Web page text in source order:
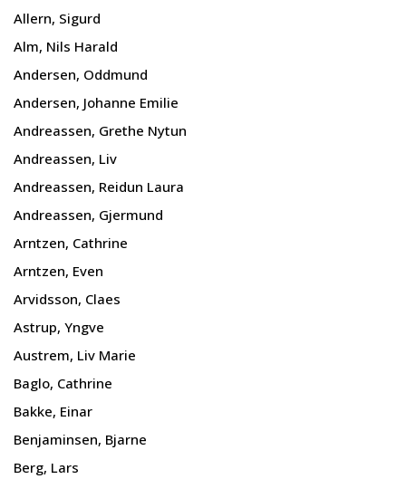
Allern, Sigurd
Alm, Nils Harald
Andersen, Oddmund
Andersen, Johanne Emilie
Andreassen, Grethe Nytun
Andreassen, Liv
Andreassen, Reidun Laura
Andreassen, Gjermund
Arntzen, Cathrine
Arntzen, Even
Arvidsson, Claes
Astrup, Yngve
Austrem, Liv Marie
Baglo, Cathrine
Bakke, Einar
Benjaminsen, Bjarne
Berg, Lars